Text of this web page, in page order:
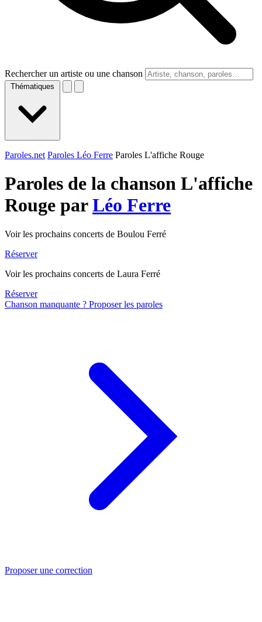
Rechercher un artiste ou une chanson
Thématiques
Paroles.net Paroles Léo Ferre Paroles L'affiche Rouge
Paroles de la chanson L'affiche
Rouge parLéo Ferre
Voir les prochains concerts de Boulou Ferré
Réserver
Voir les prochains concerts de Laura Ferré
Réserver
Chanson manquante ? Proposer les paroles
Proposer une correction